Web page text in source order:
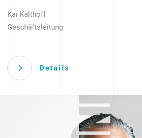
Kai Kalthoff
Geschäftsleitung
Details